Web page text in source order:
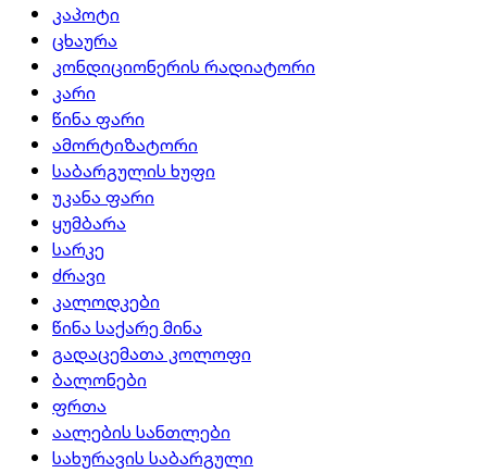
კაპოტი
ცხაურა
კონდიციონერის რადიატორი
კარი
წინა ფარი
ამორტიზატორი
საბარგულის ხუფი
უკანა ფარი
ყუმბარა
სარკე
ძრავი
კალოდკები
წინა საქარე მინა
გადაცემათა კოლოფი
ბალონები
ფრთა
აალების სანთლები
სახურავის საბარგული